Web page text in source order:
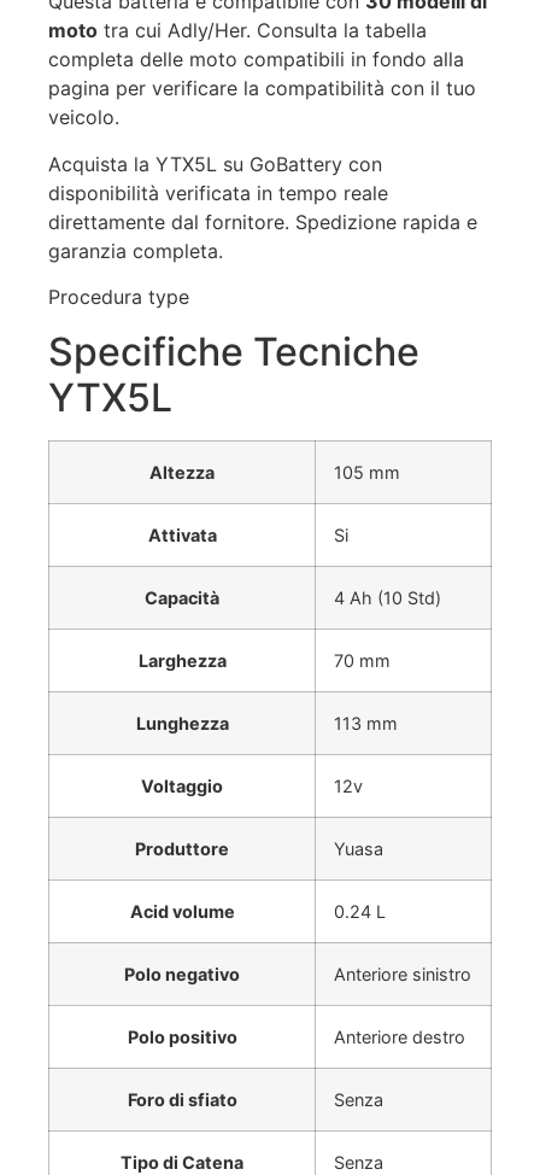
moto tra cui Adly/Her. Consulta la tabella
completa delle moto compatibili in fondo alla
pagina per verificare la compatibilità con il tuo
veicolo.
Acquista la YTX5L su GoBattery con
disponibilità verificata in tempo reale
direttamente dal fornitore. Spedizione rapida e
garanzia completa.
Procedura type
Specifiche Tecniche
YTX5L
Altezza 105 mm
Attivata Si
Capacità 4 Ah (10 Std)
Larghezza 70 mm
Lunghezza 113 mm
Voltaggio 12v
Produttore Yuasa
Acid volume 0.24 L
Polo negativo Anteriore sinistro
Polo positivo Anteriore destro
Foro di sfiato Senza
Tipo di Catena
Senza